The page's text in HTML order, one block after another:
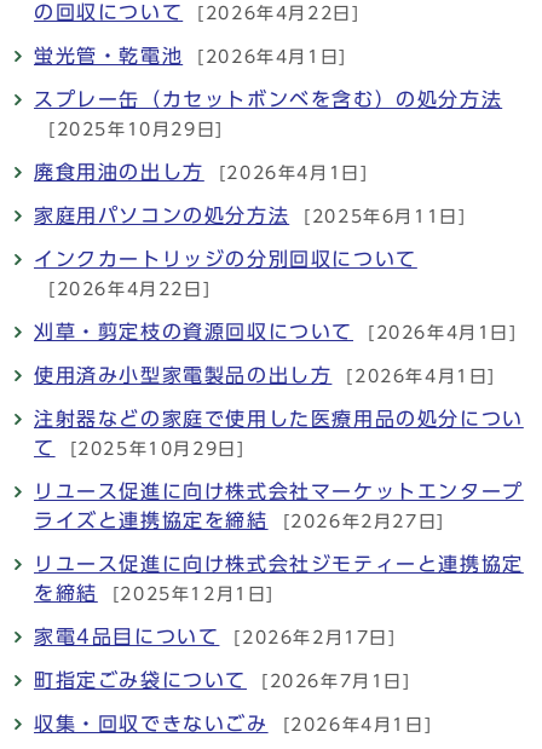
の回収について
[2026年4月22日]
蛍光管・乾電池 [2026年4月1日]
スプレー缶（カセットボンベを含む）の処分方法
[2025年10月29日]
廃食用油の出し方 [2026年4月1日]
家庭用パソコンの処分方法 [2025年6月11日]
インクカートリッジの分別回収について
[2026年4月22日]
刈草・剪定枝の資源回収について [2026年4月1日]
使用済み小型家電製品の出し方 [2026年4月1日]
注射器などの家庭で使用した医療用品の処分につい
て
[2025年10月29日]
リユース促進に向け株式会社マーケットエンタープ
ライズと連携協定を締結
[2026年2月27日]
リユース促進に向け株式会社ジモティーと連携協定
を締結
[2025年12月1日]
家電4品目について [2026年2月17日]
町指定ごみ袋について [2026年7月1日]
収集・回収できないごみ [2026年4月1日]